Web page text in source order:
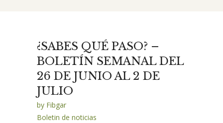
¿SABES QUÉ PASO? –
BOLETÍN SEMANAL DEL
26 DE JUNIO AL 2 DE
JULIO
by Fibgar
Boletin de noticias